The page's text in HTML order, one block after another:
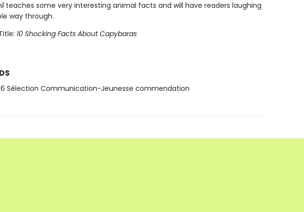
teaches some very interesting animal facts and will have readers laughing
way through.
10 Shocking Facts About Capybaras
Sélection Communication-Jeunesse commendation